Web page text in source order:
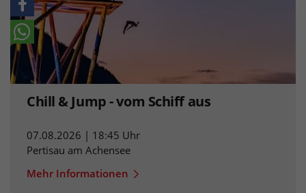
Chill & Jump - vom Schiff aus
07.08.2026 | 18:45 Uhr
Pertisau am Achensee
Mehr Informationen